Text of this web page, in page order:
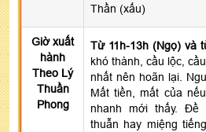
Thần (xấu)
Giờ xuất
hành
Theo Lý
Thuần
Phong
Từ 11h-13h (Ngọ) và
khó thành, cầu lộc,
nhất nên hoãn lại.
Mất tiền, mất của
nhanh mới thấy. Đề
thuẫn hay miệng